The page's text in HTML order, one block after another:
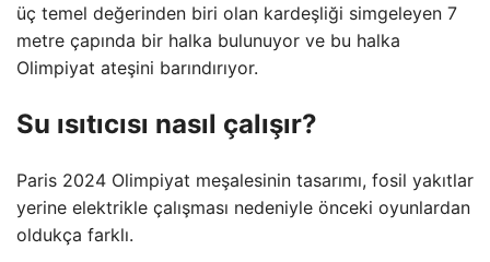
üç temel değerinden biri olan kardeşliği simgeleyen 7
metre çapında bir halka bulunuyor ve bu halka
Olimpiyat ateşini barındırıyor.
Su ısıtıcısı nasıl çalışır?
Paris 2024 Olimpiyat meşalesinin tasarımı, fosil yakıtlar
yerine elektrikle çalışması nedeniyle önceki oyunlardan
oldukça farklı.